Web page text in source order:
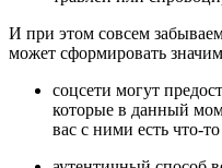
И при этом совсем
может сформировать
соцсети могут
которые в данный
вас с ними есть что-